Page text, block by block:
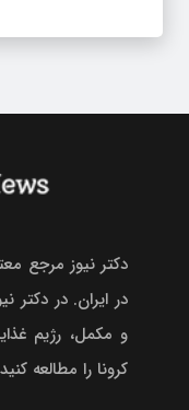
دکتر نیوز مرجع
در ایران. در دکتر
و مکمل، رژیم
کرونا را مطالعه